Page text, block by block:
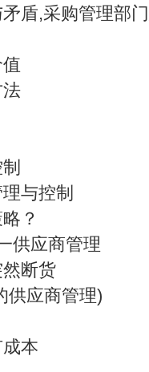
矛盾,采购管理部
与控制
？
供应商管理
然断货
供应商管理)
成本